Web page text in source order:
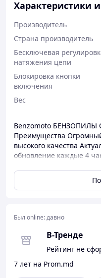
Характеристики
Производитель
Страна производитель
Бесключевая
натяжения цепи
Блокировка кнопки
включения
Вес
Benzomoto БЕНЗОПИЛЫ
Преимущества Огромный ассортимент Товары
высокого качества Актуальная информация на сайте,
обновление каждые 4 часа Доступные
бытового класса.
бензопилы для
небольшой вес и
производительность.
обеспечивается
вибрации,
минимальны! Из
Был online:давно
В-Тренде
Рейтинг не
7 лет на Prom.md